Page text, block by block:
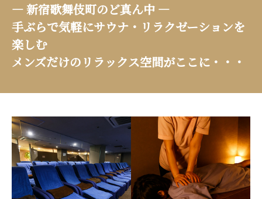
— 新宿歌舞伎町のど真ん中 —
手ぶらで気軽にサウナ・リラクゼーションを
楽しむ
メンズだけのリラックス空間がここに・・・